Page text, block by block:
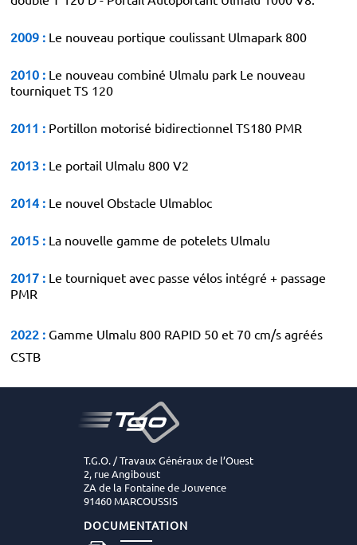
2009 : Le nouveau portique coulissant Ulmapark 800
2010 : Le nouveau combiné Ulmalu park Le nouveau
tourniquet TS 120
2011 : Portillon motorisé bidirectionnel TS180 PMR
2013 : Le portail Ulmalu 800 V2
2014 : Le nouvel Obstacle Ulmabloc
2015 : La nouvelle gamme de potelets Ulmalu
2017 : Le tourniquet avec passe vélos intégré + passage
PMR
2022 : Gamme Ulmalu 800 RAPID 50 et 70 cm/s agréés
CSTB
T.G.O. / Travaux Généraux de l’Ouest
2, rue Angiboust
ZA de la Fontaine de Jouvence
91460 MARCOUSSIS
DOCUMENTATION